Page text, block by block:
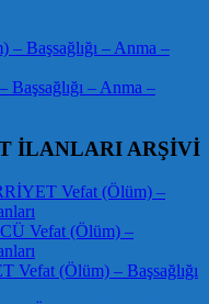
– Başsağlığı – Anma –
– Anma –
İLANLARI ARŞİVİ
Vefat (Ölüm) –
Vefat (Ölüm) –
Vefat (Ölüm) – Başsağlığı